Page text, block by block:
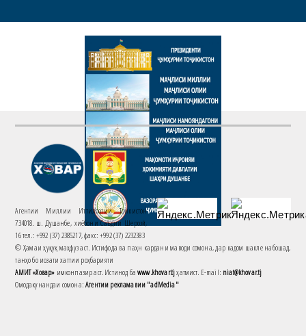
Агентии Миллии Иттилоотии Тоҷикистон
734018. ш. Душанбе, хиёбони Саъдии Шерозӣ,
16 тел.: +992 (37) 2385217, факс: +992 (37) 2232383
© Ҳамаи ҳуқуқ маҳфуз аст. Истифода ва паҳн кардани маводи сомона, дар кадом шакле набошад,
танҳо бо иҷозати хаттии роҳбарияти
АМИТ «Ховар» имконпазир аст. Истинод баwww.khovar.tjҳатмист. E-mail: niat@khovar.tj
Омодакунандаи сомона:Агентии рекламавии "adMedia"